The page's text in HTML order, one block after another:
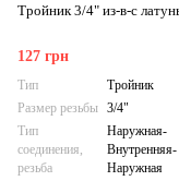
Тройник 3/4" из-в-с
127 грн
Тип
Тройник
Размер резьбы 3/4"
Тип
соединения,
резьба
Наружная-
Внутренняя-
Наружная